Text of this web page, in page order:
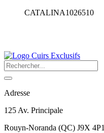
CATALINA1026510
Adresse
125 Av. Principale
Rouyn-Noranda (QC) J9X 4P1